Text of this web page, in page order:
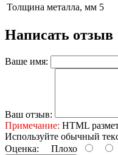
Толщина металла, мм 5
Написать отзыв
Ваше имя:
Ваш отзыв:
Примечание: HTML
Используйте обычный
Оценка: Плохо